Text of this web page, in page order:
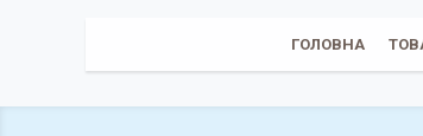
ГОЛОВНА